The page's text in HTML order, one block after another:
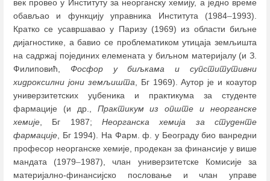
век провео у Институту за неорганску хемију, а једно време
обављао и функцију управника Института (1984–1993).
Кратко се усавршавао у Паризу (1969) из области биљне
дијагностике, а бавио се проблематиком утицаја земљишта
на садржај појединих елемената у биљном материјалу (и З.
Филиповић, Фосфор у биљкама и супститутивни
хидроксилни јони земљишта, Бг 1969). Аутор је и коаутор
универзитетских уџбеника и практикума за студенте
фармације (и др., Практикум из опште и неорганске
хемије, Бг 1987; Неорганска хемија за студенте
фармације, Бг 1994). На Фарм. ф. у Београду био ванредни
професор неорганске хемије, продекан за финансије у више
мандата (1979–1987), члан универзитетске Комисије за
материјално-финансијско пословање и члан управе